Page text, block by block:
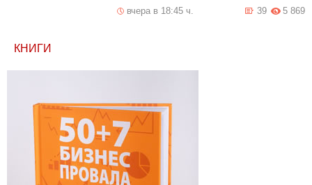
вчера в 18:45 ч. 5 869
39
КНИГИ